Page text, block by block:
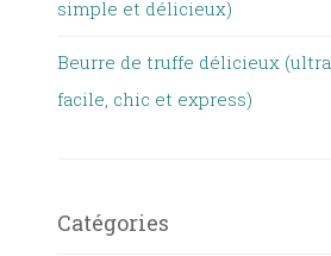
simple et délicieux)
Beurre de truffe délicieux (ultra
facile, chic et express)
Catégories